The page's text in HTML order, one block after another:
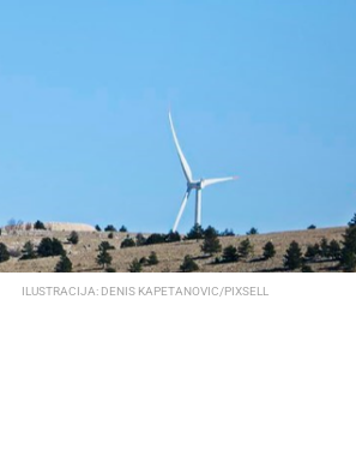
ILUSTRACIJA: DENIS KAPETANOVIC/PIXSELL